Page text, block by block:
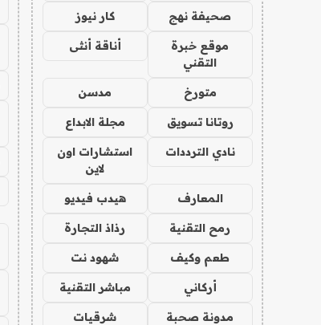
صحيفة نهج كار نيوز
موقع خبرة
التقني
أناقة أنثى
متورخ مدسن
روتانا تسويق مجلة الابداع
نادي الترددات
استشارات اون
لاين
المعارف هيدب فيديو
رمح التقنية رذاذ التجارة
طعم وكيف شهود نت
أركاني مباشر التقنية
مدونة صحبة
شرقيات